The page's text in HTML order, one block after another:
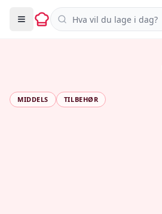
Søk i oppskrifter
MIDDELS TILBEHØR